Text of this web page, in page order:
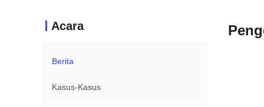
Acara
Berita
Kasus-Kasus